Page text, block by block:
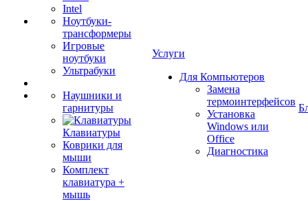
Intel
Ноутбуки-
трансформеры
Игровые
ноутбуки
Ультрабуки
Наушники и
гарнитуры
Клавиатуры
Коврики для
мыши
Комплект
клавиатура +
мышь
Услуги
Для Компьютеров
Замена
термоинтерфейсов
Установка
Windows или
Office
Диагностика